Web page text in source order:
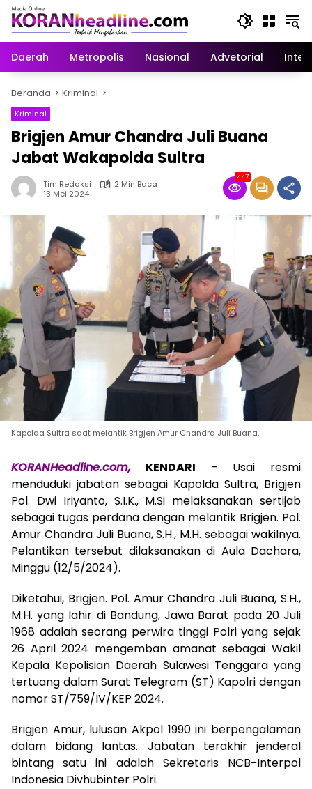
Langsung
konten
Daerah
Metropolis Nasional Advetorial
Beranda Kriminal
Kriminal
Brigjen Amur Chandra Juli Buana
Jabat Wakapolda Sultra
Tim Redaksi
2 Min Baca
13 Mei 2024
447
Kapolda Sultra saat melantik Brigjen Amur Chandra Juli Buana.
KORANHeadline.com, KENDARI – Usai resmi
menduduki jabatan sebagai Kapolda Sultra, Brigjen
Pol. Dwi Iriyanto, S.I.K., M.Si melaksanakan sertijab
sebagai tugas perdana dengan melantik Brigjen. Pol.
Amur Chandra Juli Buana, S.H., M.H. sebagai wakilnya.
Pelantikan tersebut dilaksanakan di Aula Dachara,
Minggu (12/5/2024).
Diketahui, Brigjen. Pol. Amur Chandra Juli Buana, S.H.,
M.H. yang lahir di Bandung, Jawa Barat pada 20 Juli
1968 adalah seorang perwira tinggi Polri yang sejak
26 April 2024 mengemban amanat sebagai Wakil
Kepala Kepolisian Daerah Sulawesi Tenggara yang
tertuang dalam Surat Telegram (ST) Kapolri dengan
nomor ST/759/IV/KEP 2024.
Brigjen Amur, lulusan Akpol 1990 ini berpengalaman
dalam bidang lantas. Jabatan terakhir jenderal
bintang satu ini adalah Sekretaris NCB-Interpol
Indonesia Divhubinter Polri.